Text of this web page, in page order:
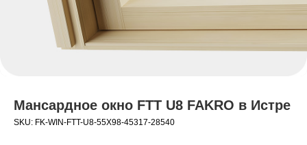
Мансардное окно FTT U8 FAKRO в Истре
SKU: FK-WIN-FTT-U8-55X98-45317-28540